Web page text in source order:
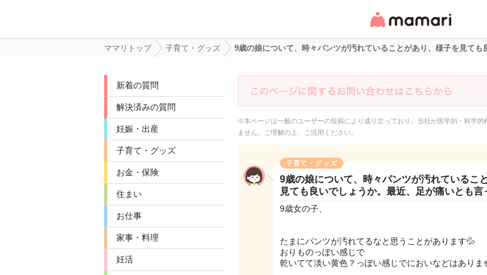
リ・情報サイト
ママリトップ 子育て・グッズ 9歳の娘について、時々パンツが汚れていることがあり、様子を見ても
新着の質問
解決済みの質問
妊娠・出産
子育て・グッズ
お金・保険
住まい
お仕事
家事・料理
妊活
※本ページは一般のユーザーの投稿により成り立っており、当社が医学的・科学的
ません。ご理解の上、ご活用ください。
子育て・グッズ
9歳の娘について、時々パンツが汚れているこ
見ても良いでしょうか。最近、足が痛いとも言
9歳女の子、
たまにパンツが汚れてるなと思うことがあります💦
おりものっぽい感じで
乾いてて淡い黄色？っぽい感じでにおいなどはありま